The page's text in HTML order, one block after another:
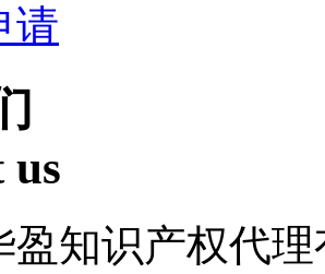
请
us
盈知识产权代